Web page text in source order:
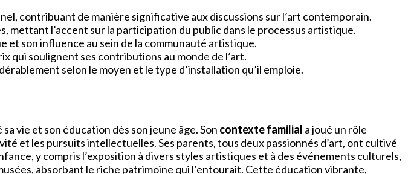
contribuant de manière significative aux discussions sur l’art contemporain.
l’accent sur la participation du public dans le processus artistique.
et son influence au sein de la communauté artistique.
qui soulignent ses contributions au monde de l’art.
selon le moyen et le type d’installation qu’il emploie.
vie et son éducation dès son jeune âge. Son contexte familial a joué un rôle
et les pursuits intellectuelles. Ses parents, tous deux passionnés d’art, ont cultivé
y compris l’exposition à divers styles artistiques et à des événements culturels,
absorbant le riche patrimoine qui l’entourait. Cette éducation vibrante,